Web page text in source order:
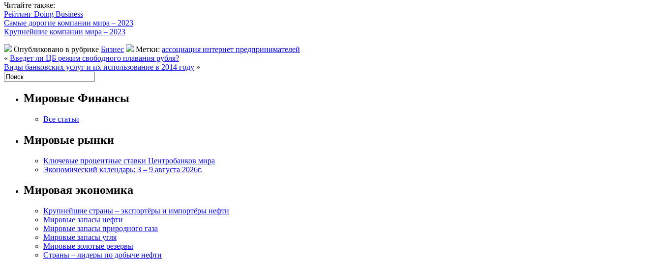
Читайте также:
Рейтинг Doing Business
Самые дорогие компании мира – 2023
Крупнейшие компании мира – 2023
Опубликовано в рубрике Бизнес Метки: ассоциация интернет предпринимателей
« Введет ли ЦБ режим свободного плавания рубля?
Виды банковских услуг и их использование в 2014 году »
Мировые Финансы
Все статьи
Мировые рынки
Ключевые процентные ставки Центробанков мира
Экономический календарь: 3 – 9 августа 2026г.
Мировая экономика
Крупнейшие страны – экспортёры и импортёры нефти
Мировые запасы нефти
Мировые запасы природного газа
Мировые запасы угля
Мировые золотые резервы
Страны – лидеры по добыче нефти